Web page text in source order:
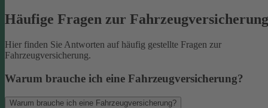
Häufige Fragen zur Fahrzeugversicherung
Hier finden Sie Antworten auf häufig gestellte Fragen zur
Fahrzeugversicherung.
Warum brauche ich eine Fahrzeugversicherung?
Warum brauche ich eine Fahrzeugversicherung?